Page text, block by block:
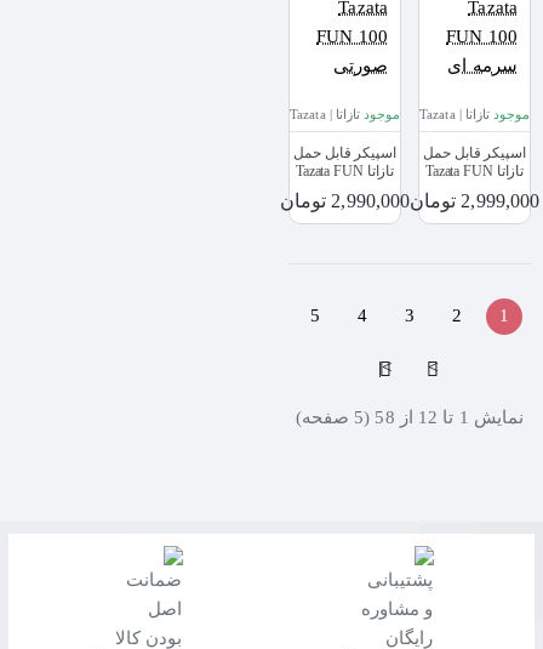
موجود تازاتا | Tazata
اسپیکر قابل حمل
تازاتا Tazata FUN
2,999,000 تومان
موجود تازاتا | Tazata
اسپیکر قابل حمل
تازاتا Tazata FUN
2,990,000 تومان
1
2
3
4
5
>
>|
نمايش 1 تا 12 از 58 (5 صفحه)